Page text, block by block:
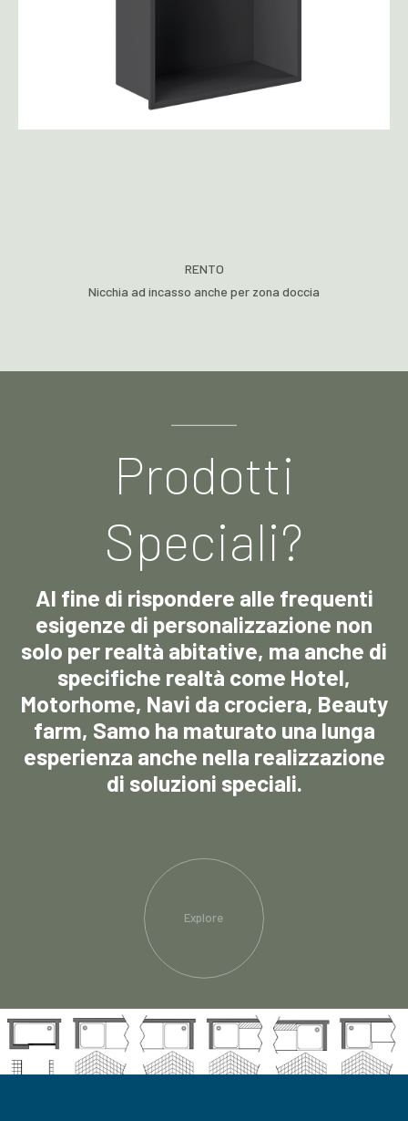
RENTO
Nicchia ad incasso anche per zona doccia
Prodotti
Speciali?
Al fine di rispondere alle frequenti
esigenze di personalizzazione non
solo per realtà abitative, ma anche di
specifiche realtà come Hotel,
Motorhome, Navi da crociera, Beauty
farm, Samo ha maturato una lunga
esperienza anche nella realizzazione
di soluzioni speciali.
Explore